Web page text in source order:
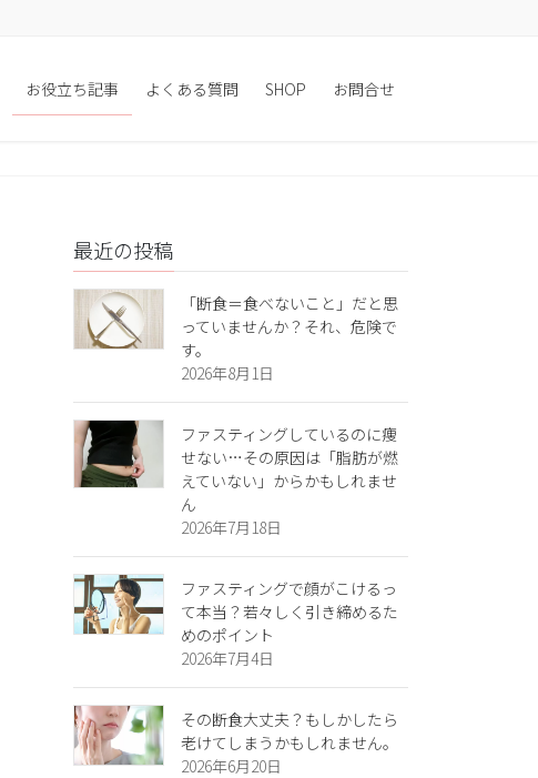
お役立ち記事 よくある質問 SHOP お問合せ
最近の投稿
「断食＝食べないこと」だと思
っていませんか？それ、危険で
す。
2026年8月1日
ファスティングしているのに痩
せない…その原因は「脂肪が燃
えていない」からかもしれませ
ん
2026年7月18日
ファスティングで顔がこけるっ
て本当？若々しく引き締めるた
めのポイント
2026年7月4日
その断食大丈夫？もしかしたら
老けてしまうかもしれません。
2026年6月20日